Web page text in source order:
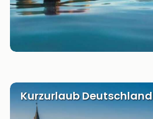
Kurzurlaub Deutschland